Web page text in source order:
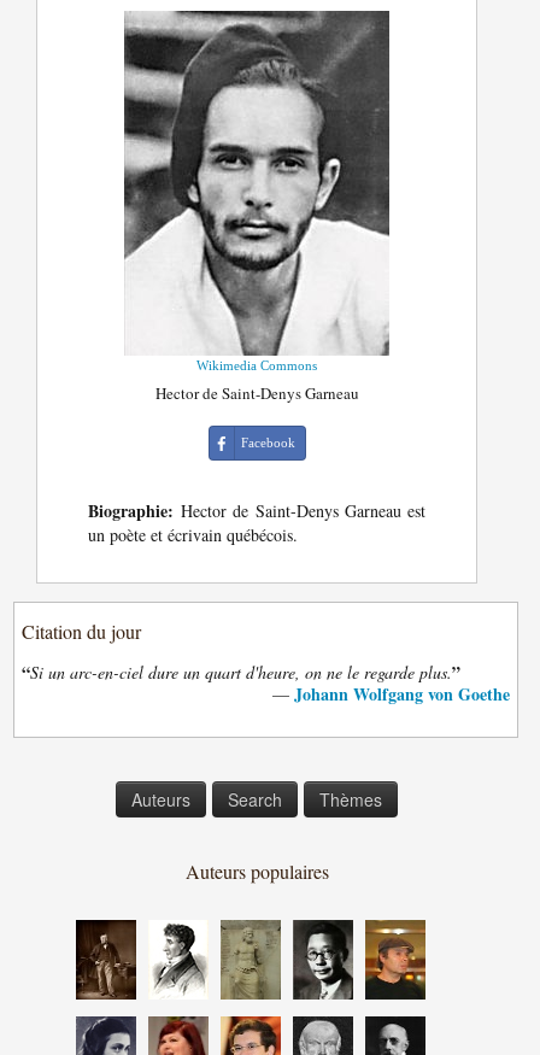
Wikimedia Commons
Hector de Saint-Denys Garneau
Facebook
Biographie: Hector de Saint-Denys Garneau est
un poète et écrivain québécois.
Citation du jour
“Si un arc-en-ciel dure un quart d'heure, on ne le regarde plus.”
— Johann Wolfgang von Goethe
Auteurs Search Thèmes
Auteurs populaires